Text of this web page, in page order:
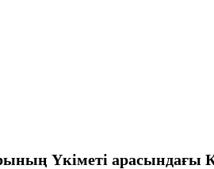
Yкiметi арасындағы